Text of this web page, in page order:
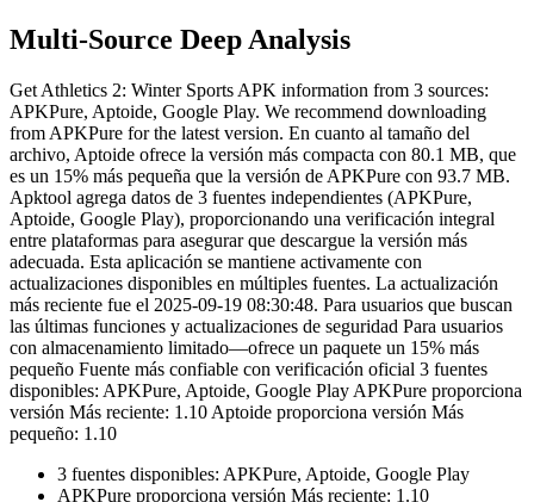
Multi-Source Deep Analysis
Get Athletics 2: Winter Sports APK information from 3 sources:
APKPure, Aptoide, Google Play. We recommend downloading
from APKPure for the latest version. En cuanto al tamaño del
archivo, Aptoide ofrece la versión más compacta con 80.1 MB, que
es un 15% más pequeña que la versión de APKPure con 93.7 MB.
Apktool agrega datos de 3 fuentes independientes (APKPure,
Aptoide, Google Play), proporcionando una verificación integral
entre plataformas para asegurar que descargue la versión más
adecuada. Esta aplicación se mantiene activamente con
actualizaciones disponibles en múltiples fuentes. La actualización
más reciente fue el 2025-09-19 08:30:48. Para usuarios que buscan
las últimas funciones y actualizaciones de seguridad Para usuarios
con almacenamiento limitado—ofrece un paquete un 15% más
pequeño Fuente más confiable con verificación oficial 3 fuentes
disponibles: APKPure, Aptoide, Google Play APKPure proporciona
versión Más reciente: 1.10 Aptoide proporciona versión Más
pequeño: 1.10
3 fuentes disponibles: APKPure, Aptoide, Google Play
APKPure proporciona versión Más reciente: 1.10